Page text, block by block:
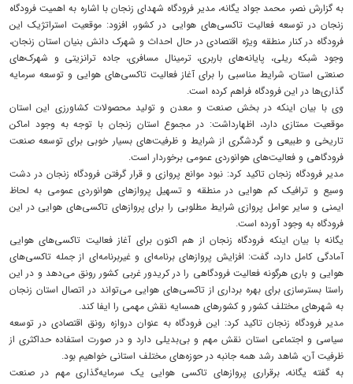
به گزارش نصر، محمد جواد یگانه، مدیر فرودگاه شهدای زنجان با اشاره به اهمیت فرودگاه
زنجان در توسعه فعالیت تاکسی‌های هوایی در کشور، افزود: موقعیت استراتژیک این
فرودگاه در کنار منطقه ویژه اقتصادی در حال احداث و شهرک دانش بنیان استان زنجان،
وجود شبکه ریلی، پایانه‌های باربری، ترمینال مسافری، جاده ترانزیتی و شهرک‌های
صنعتی استان، شرایط مناسبی را برای آغاز فعالیت تاکسی‌های هوایی و توسعه سرمایه
گذاری‌ها در این فرودگاه فراهم کرده است.
وی با بیان اینکه در بخش صنعت و معدن و تولید محصولات کشاورزی این استان
موقعیت ممتازی دارد، اظهارداشت: در مجموع استان زنجان با توجه به وجود اماکن
تاریخی و طبیعی و گردشگری از شرایط و ظرفیت‌های بسیار خوبی برای توسعه صنعت
فرودگاهی و فعالیت‌های هوانوردی عمومی برخوردار است.
مدیر فرودگاه زنجان تاکید کرد: نبود موانع پروازی و قرار گرفتن فرودگاه زنجان در دشت
وسیع و ترافیک کم هوایی در منطقه و تسهیل پرواز‌های هوانوردی عمومی به لحاظ
ایمنی و سایر عوامل پروازی شرایط مطلوبی را برای پرواز‌های تاکسی‌های هوایی در این
فرودگاه به وجود آورده است.
یگانه با بیان اینکه فرودگاه زنجان از هم اکنون برای آغاز فعالیت تاکسی‌های هوایی
آمادگی کامل دارد، گفت: افزایش پرواز‌های برنامه‌ای و غیربرنامه‌ای از جمله تاکسی‌های
هوایی و باری هرگونه فعالیت فرودگاهی را در کریدور غربی کشور رونق می‌دهد و در این
راستا بسترسازی برای بهره برداری از تاکسی‌های هوایی می‌تواند در اتصال استان زنجان
به شهر‌های مختلف کشور و کشور‌های همسایه نقش مهمی را ایفا کند.
مدیر فرودگاه زنجان تاکید کرد: این فرودگاه به عنوان دروازه رونق اقتصادی در توسعه
سیاسی و اجتماعی استان نقش مهم و بی‌بدیلی دارد و در صورت استفاده حداکثری از
ظرفیت آن، شاهد رشد همه جانبه در حوزه‌های مختلف استانی خواهیم بود.
به گفته یگانه، برقراری پرواز‌های تاکسی هوایی یک سرمایه‌گذاری مهم در صنعت